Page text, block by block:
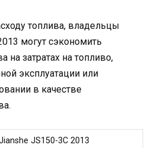
топлива, владельцы
могут сэкономить
на затратах на топливо,
эксплуатации или
в качестве
JS150-3C 2013